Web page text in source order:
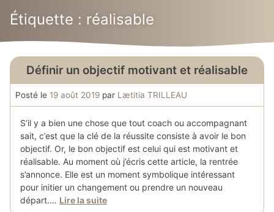
Étiquette : réalisable
Définir un objectif motivant et réalisable
Posté le 19 août 2019 par Lætitia TRILLEAU
S’il y a bien une chose que tout coach ou accompagnant
sait, c’est que la clé de la réussite consiste à avoir le bon
objectif. Or, le bon objectif est celui qui est motivant et
réalisable. Au moment où j’écris cette article, la rentrée
s’annonce. Elle est un moment symbolique intéressant
pour initier un changement ou prendre un nouveau
départ.… Lire la suite